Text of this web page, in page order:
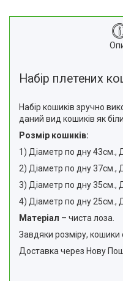
Набір плетених
Набір кошиків зручно
даний вид кошиків як
Розмір кошиків:
1) Діаметр по дну 43см.,
2) Діаметр по дну 37см.,
3) Діаметр по дну 35см.,
4) Діаметр по дну 25см.,
Матеріал – чиста лоза.
Завдяки розміру,
Доставка через Нову